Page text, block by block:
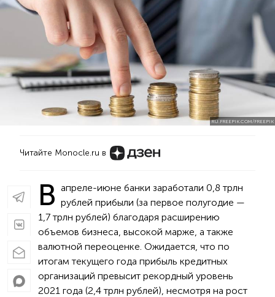
RU.FREEPIK.COM/FREEPIK
Читайте Monocle.ru в
В апреле-июне банки заработали 0,8 трлн
рублей прибыли (за первое полугодие —
1,7 трлн рублей) благодаря расширению
объемов бизнеса, высокой марже, а также
валютной переоценке. Ожидается, что по
итогам текущего года прибыль кредитных
организаций превысит рекордный уровень
2021 года (2,4 трлн рублей), несмотря на рост